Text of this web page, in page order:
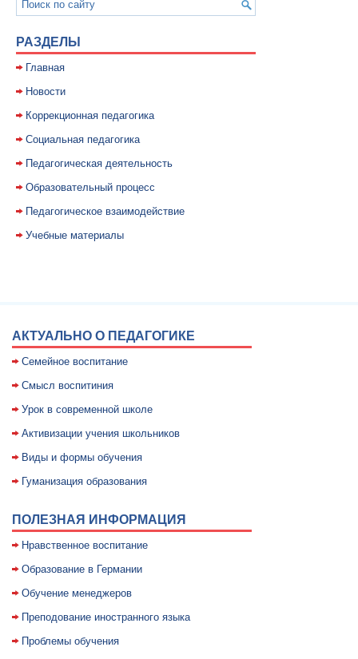
РАЗДЕЛЫ
Главная
Новости
Коррекционная педагогика
Социальная педагогика
Педагогическая деятельность
Образовательный процесс
Педагогическое взаимодействие
Учебные материалы
АКТУАЛЬНО О ПЕДАГОГИКЕ
Семейное воспитание
Смысл воспитиния
Уpок в совpеменной школе
Активизации учения школьников
Виды и формы обучения
Гуманизация образования
ПОЛЕЗНАЯ ИНФОРМАЦИЯ
Нравственное воспитание
Образование в Германии
Обучение менеджеров
Преподование иностранного языка
Проблемы обучения